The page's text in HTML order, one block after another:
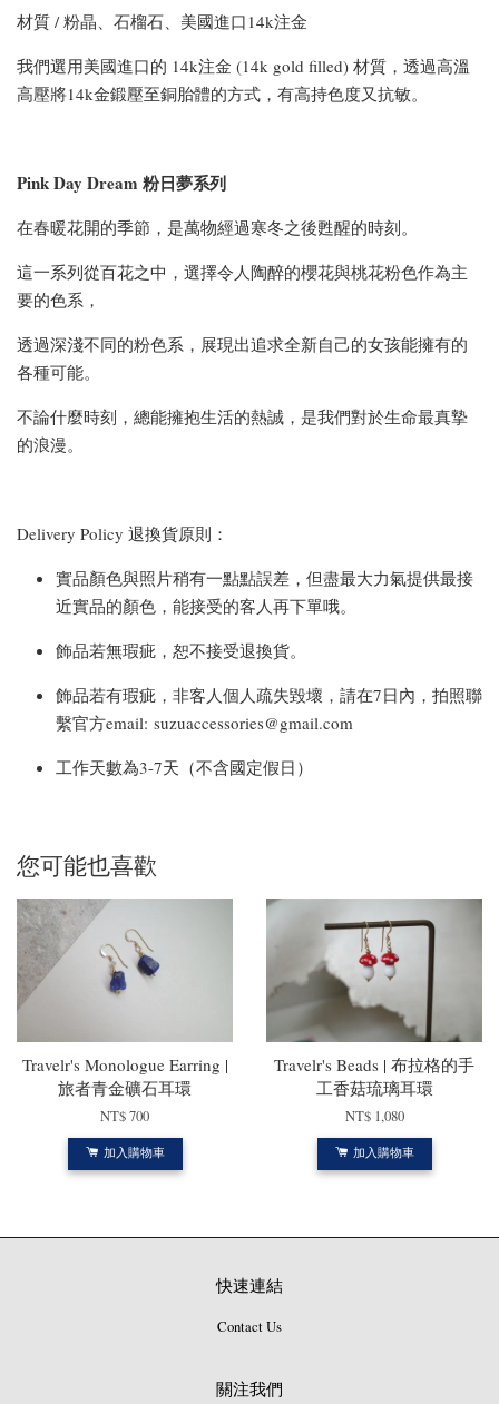
材質 / 粉晶、石榴石、美國進口14k注金
我們選用美國進口的 14k注金 (14k gold filled) 材質，透過高溫
高壓將14k金鍛壓至銅胎體的方式，有高持色度又抗敏。
Pink Day Dream 粉日夢系列
在春暖花開的季節，是萬物經過寒冬之後甦醒的時刻。
這一系列從百花之中，選擇令人陶醉的櫻花與桃花粉色作為主
要的色系，
透過深淺不同的粉色系，展現出追求全新自己的女孩能擁有的
各種可能。
不論什麼時刻，總能擁抱生活的熱誠，是我們對於生命最真摯
的浪漫。
Delivery Policy 退換貨原則：
實品顏色與照片稍有一點點誤差，但盡最大力氣提供最接
近實品的顏色，能接受的客人再下單哦。
飾品若無瑕疵，恕不接受退換貨。
飾品若有瑕疵，非客人個人疏失毀壞，請在7日內，拍照聯
繫官方email: suzuaccessories@gmail.com
工作天數為3-7天（不含國定假日）
您可能也喜歡
Travelr's Monologue Earring |
旅者青金礦石耳環
NT$ 700
加入購物車
Travelr's Beads | 布拉格的手
工香菇琉璃耳環
NT$ 1,080
加入購物車
快速連結
Contact Us
關注我們